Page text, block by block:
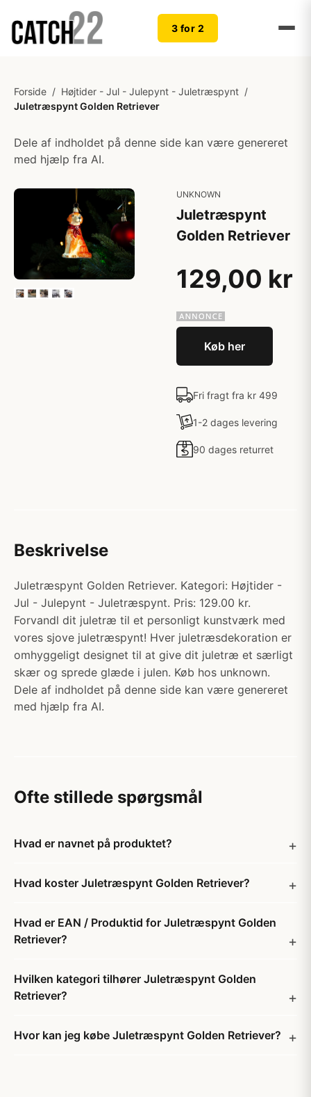
3 for 2
Forside / Højtider - Jul - Julepynt - Juletræspynt /
Juletræspynt Golden Retriever
Dele af indholdet på denne side kan være genereret
med hjælp fra AI.
UNKNOWN
Juletræspynt
Golden Retriever
129,00 kr
Køb her
Fri fragt fra kr 499
1-2 dages levering
90 dages returret
Beskrivelse
Juletræspynt Golden Retriever. Kategori: Højtider -
Jul - Julepynt - Juletræspynt. Pris: 129.00 kr.
Forvandl dit juletræ til et personligt kunstværk med
vores sjove juletræspynt! Hver juletræsdekoration er
omhyggeligt designet til at give dit juletræ et særligt
skær og sprede glæde i julen. Køb hos unknown.
Dele af indholdet på denne side kan være genereret
med hjælp fra AI.
Ofte stillede spørgsmål
Hvad er navnet på produktet?
Hvad koster Juletræspynt Golden Retriever?
Hvad er EAN / Produktid for Juletræspynt Golden
Retriever?
Hvilken kategori tilhører Juletræspynt Golden
Retriever?
Hvor kan jeg købe Juletræspynt Golden Retriever?